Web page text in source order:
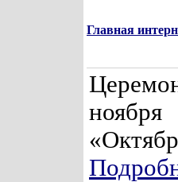
Главная